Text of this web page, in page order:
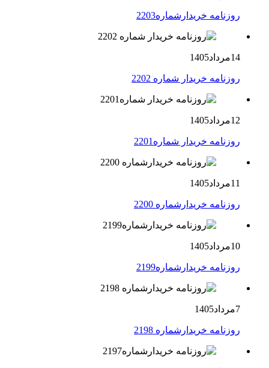
روزنامه خریدارشماره2203
14مرداد1405
روزنامه خریدار شماره 2202
12مرداد1405
روزنامه خریدار شماره2201
11مرداد1405
روزنامه خریدارشماره 2200
10مرداد1405
روزنامه خریدارشماره2199
7مرداد1405
روزنامه خریدارشماره 2198